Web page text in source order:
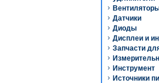
Датчики
Диоды
Дисплеи и
Запчасти
Инструмент
Источники